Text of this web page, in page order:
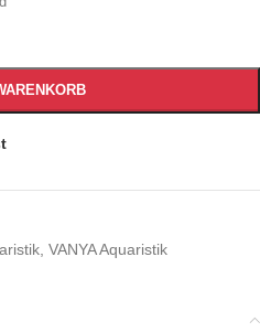
VANYA Aquaristik